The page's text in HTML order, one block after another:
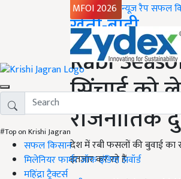
MFOI 2026 न्यूज़ रैपसफल
#Top on Krishi Jagran
सफल किसान
मिलेनियर फार्मर ऑफ इंडिया अवॉर्ड
महिंद्रा ट्रैक्टर्स
Home
खेती-बाड़ी
Rabi
सिंचाई को
राजनीतिक
देश में रबी फसलों की बुवाई का
इंतजार कर रहे हैं.